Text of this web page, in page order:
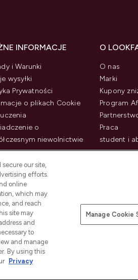
INFORMACJE
i Warunki
wysyłki
Prywatności
o plikach Cookie
o
niewolnictwie
O
O nas
Marki
Kupony
Program
Praca
student i
Płać bezpiecznie za pomocą
secure our site,
efforts.
online
which may
and reach
site may
and
to
and manage
By using this
Privacy
Manage Cookie